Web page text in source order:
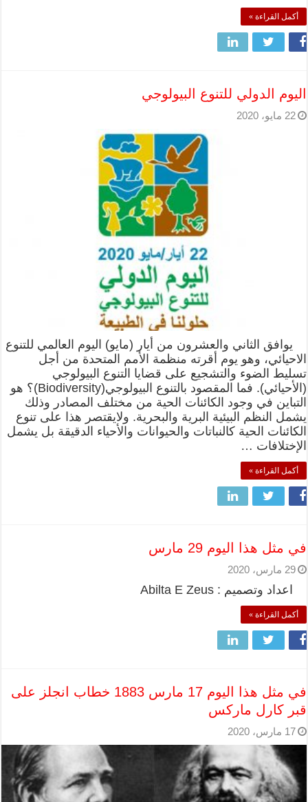
أكمل القراءة »
اليوم الدولي للتنوع البيولوجي
22 مايو، 2020
يوافق الثاني والعشرون من أيار (مايو) اليوم العالمي للتنوع
الاحيائي، وهو يوم أقرته منظمة الأمم المتحدة من أجل
تسليط الضوء والتشجيع على قضايا التنوع البيولوجي
(الأحيائي). فما المقصود بالتنوع البيولوجي(Biodiversity)؟ هو
التباين في وجود الكائنات الحية من مختلف المصادر وذلك
يشمل النظم البيئية البرية والبحرية. ولايقتصر هذا على تنوع
الكائنات الحية كالنباتات والحيوانات والأحياء الدقيقة بل يشمل
الإختلافات …
أكمل القراءة »
في مثل هذا اليوم 29 مارس
29 مارس، 2020
اعداد وتصميم : Abilta E Zeus
أكمل القراءة »
في مثل هذا اليوم 17 مارس 1883 خطاب انجلز على
قبر كارل ماركس
17 مارس، 2020